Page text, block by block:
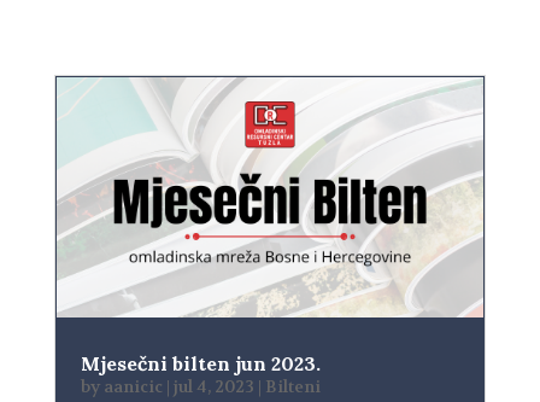
Mjesečni bilten jun 2023.
by aanicic | jul 4, 2023 | Bilteni